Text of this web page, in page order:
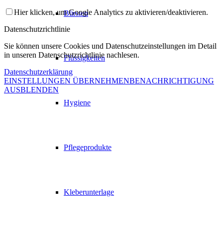
Bürsten
Flüssigkeiten
Hygiene
Pflegeprodukte
Kleberunterlage
Hier klicken, um Google Analytics zu aktivieren/deaktivieren.
Datenschutzrichtlinie
Sie können unsere Cookies und Datenschutzeinstellungen im Detail
in unseren Datenschutzrichtlinie nachlesen.
Datenschutzerklärung
EINSTELLUNGEN ÜBERNEHMENBENACHRICHTIGUNG
AUSBLENDEN